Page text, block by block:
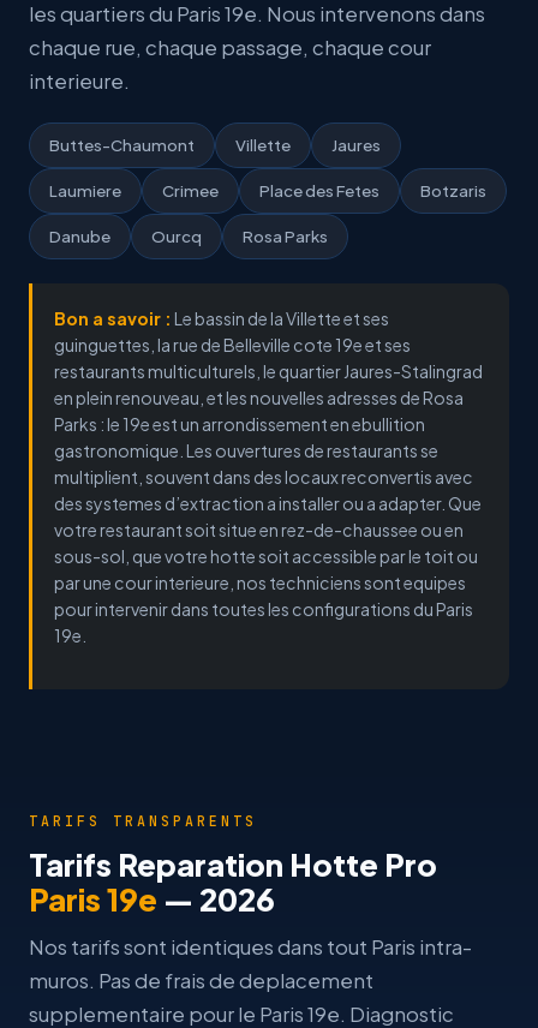
les quartiers du Paris 19e. Nous intervenons dans
chaque rue, chaque passage, chaque cour
interieure.
Buttes-Chaumont Villette Jaures
Laumiere Crimee Place des Fetes Botzaris
Danube Ourcq Rosa Parks
Bon a savoir : Le bassin de la Villette et ses
guinguettes, la rue de Belleville cote 19e et ses
restaurants multiculturels, le quartier Jaures-Stalingrad
en plein renouveau, et les nouvelles adresses de Rosa
Parks : le 19e est un arrondissement en ebullition
gastronomique. Les ouvertures de restaurants se
multiplient, souvent dans des locaux reconvertis avec
des systemes d’extraction a installer ou a adapter. Que
votre restaurant soit situe en rez-de-chaussee ou en
sous-sol, que votre hotte soit accessible par le toit ou
par une cour interieure, nos techniciens sont equipes
pour intervenir dans toutes les configurations du Paris
19e.
TARIFS TRANSPARENTS
Tarifs Reparation Hotte Pro
Paris 19e — 2026
Nos tarifs sont identiques dans tout Paris intra-
muros. Pas de frais de deplacement
supplementaire pour le Paris 19e. Diagnostic